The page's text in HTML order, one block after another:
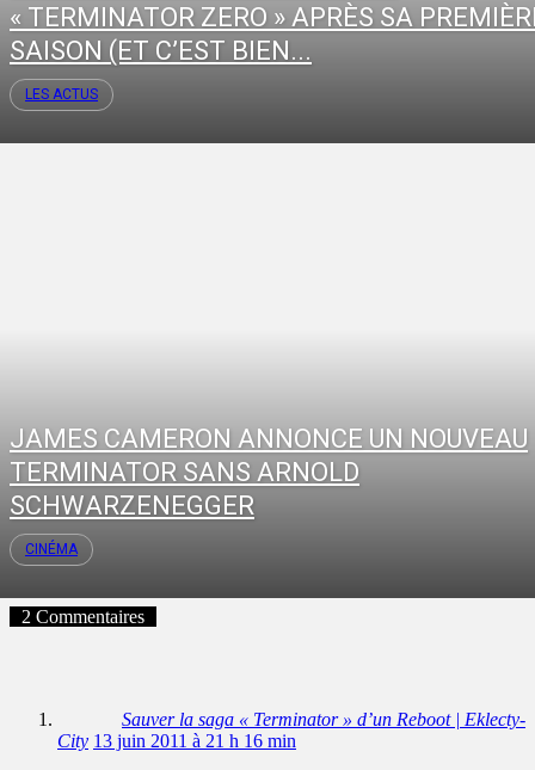
« TERMINATOR ZERO » APRÈS SA
SAISON (ET C’EST BIEN...
LES ACTUS
JAMES CAMERON ANNONCE UN NOUVEAU
TERMINATOR SANS ARNOLD
SCHWARZENEGGER
CINÉMA
2 Commentaires
Sauver la saga « Terminator » d’un Reboot | Eklecty-
City 13 juin 2011 à 21 h 16 min